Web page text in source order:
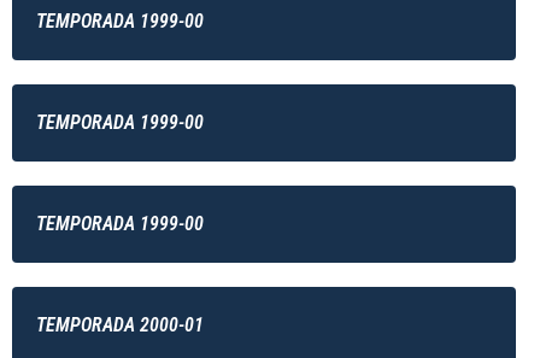
TEMPORADA 1999-00
TEMPORADA 1999-00
TEMPORADA 1999-00
TEMPORADA 2000-01